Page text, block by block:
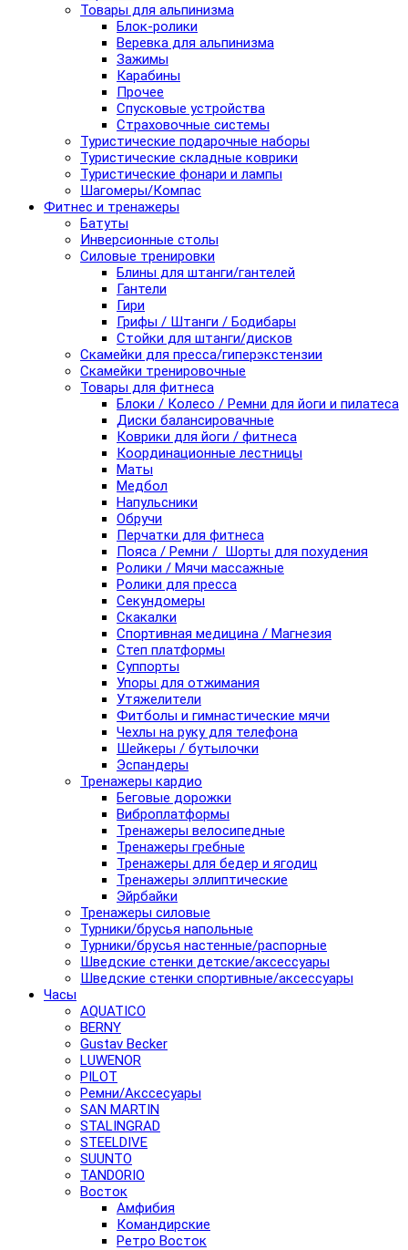
Товары для альпинизма
Блок-ролики
Веревка для альпинизма
Зажимы
Карабины
Прочее
Спусковые устройства
Страховочные системы
Туристические подарочные наборы
Туристические складные коврики
Туристические фонари и лампы
Шагомеры/Компас
Фитнес и тренажеры
Батуты
Инверсионные столы
Силовые тренировки
Блины для штанги/гантелей
Гантели
Гири
Грифы / Штанги / Бодибары
Стойки для штанги/дисков
Скамейки для пресса/гиперэкстензии
Скамейки тренировочные
Товары для фитнеса
Блоки / Колесо / Ремни для йоги и пилатеса
Диски балансировачные
Коврики для йоги / фитнеса
Координационные лестницы
Маты
Медбол
Напульсники
Обручи
Перчатки для фитнеса
Пояса / Ремни / Шорты для похудения
Ролики / Мячи массажные
Ролики для пресса
Секундомеры
Скакалки
Спортивная медицина / Магнезия
Степ платформы
Суппорты
Упоры для отжимания
Утяжелители
Фитболы и гимнастические мячи
Чехлы на руку для телефона
Шейкеры / бутылочки
Эспандеры
Тренажеры кардио
Беговые дорожки
Виброплатформы
Тренажеры велосипедные
Тренажеры гребные
Тренажеры для бедер и ягодиц
Тренажеры эллиптические
Эйрбайки
Тренажеры силовые
Турники/брусья напольные
Турники/брусья настенные/распорные
Шведские стенки детские/аксессуары
Шведские стенки спортивные/аксессуары
Часы
AQUATICO
BERNY
Gustav Becker
LUWENOR
PILOT
Pемни/Акссесуары
SAN MARTIN
STALINGRAD
STEELDIVE
SUUNTO
TANDORIO
Восток
Амфибия
Командирские
Ретро Восток